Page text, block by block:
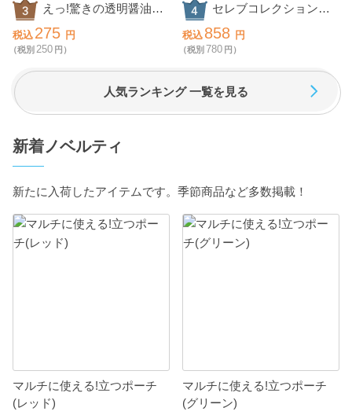
えっ!驚きの透明醤油ら
ーめん2食組
税込 275 円
（税別 250 円）
セレブコレクション
チョコケーキ
税込 858 円
（税別 780 円）
人気ランキング 一覧を見る
新着ノベルティ
新たに入荷したアイテムです。季節商品など多数掲載！
マルチに使える!立つポーチ
(レッド)
マルチに使える!立つポーチ
(グリーン)